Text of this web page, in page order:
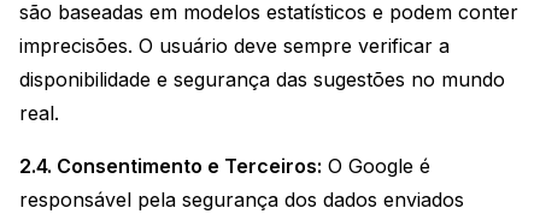
são baseadas em modelos estatísticos e podem conter
imprecisões. O usuário deve sempre verificar a
disponibilidade e segurança das sugestões no mundo
real.
2.4. Consentimento e Terceiros: O Google é
responsável pela segurança dos dados enviados